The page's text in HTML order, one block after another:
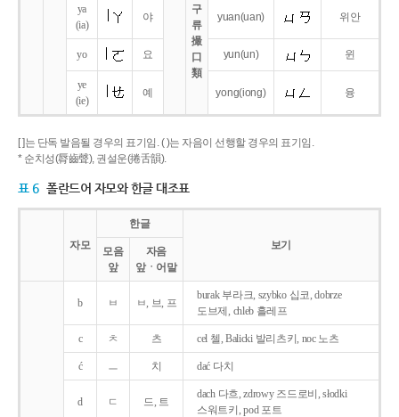
구
류
撮
口
類
ya
(ia)
야 yuan(uan) 위안
yo 요 yun(un) 윈
ye
(ie)
예 yong(iong) 융
[ ]는 단독 발음될 경우의 표기임. ( )는 자음이 선행할 경우의 표기임.
* 순치성(脣齒聲), 권설운(捲舌韻).
표 6 폴란드어 자모와 한글 대조표
자모
한글
보기
모음
앞
자음
앞ㆍ어말
b ㅂ ㅂ, 브, 프
burak 부라크, szybko 십코, dobrze
도브제, chleb 흘레프
c ㅊ 츠 cel 첼, Balicki 발리츠키, noc 노츠
ć ㅡ 치 dać 다치
d ㄷ 드, 트
dach 다흐, zdrowy 즈드로비, słodki
스워트키, pod 포트